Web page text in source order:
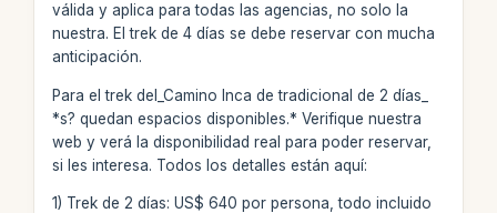
válida y aplica para todas las agencias, no solo la
nuestra. El trek de 4 días se debe reservar con mucha
anticipación.
Para el trek del_Camino Inca de tradicional de 2 días_
*s? quedan espacios disponibles.* Verifique nuestra
web y verá la disponibilidad real para poder reservar,
si les interesa. Todos los detalles están aquí:
1) Trek de 2 días: US$ 640 por persona, todo incluido